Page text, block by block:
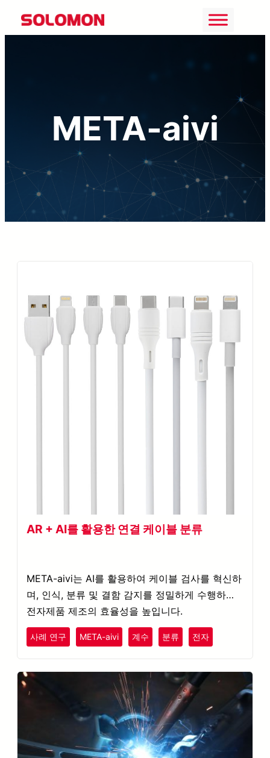
텐
기
META-aivi
AR + AI를 활용한 연결 케이블 분류
META-aivi는 AI를 활용하여 케이블 검사를 혁신하
며, 인식, 분류 및 결함 감지를 정밀하게 수행하여
전자제품 제조의 효율성을 높입니다.
사례 연구 META-aivi 계수 분류 전자